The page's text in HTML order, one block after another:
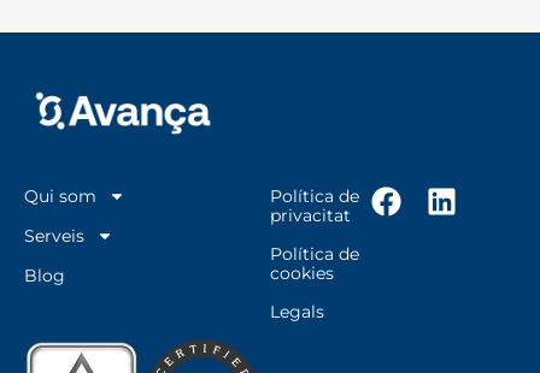
Qui som
Serveis
Blog
Política de
privacitat
Política de
cookies
Legals